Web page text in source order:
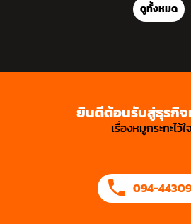
ดูทั้งหมด
ยินดีต้อนรับสู่ธุรกิจ
เรื่องหมูกระทะไว้ใ
094-